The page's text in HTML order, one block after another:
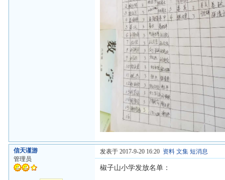
信天谨游
管理员
发表于 2017-9-20 16:20 资料 文集 短消息
椒子山小学发放名单：